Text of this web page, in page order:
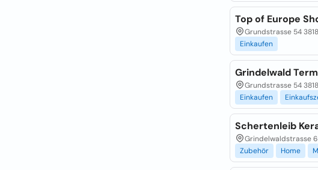
Top of Europe
Grundstrasse 54
Einkaufen
Grindelwald
Grundstrasse 54
Einkaufen
Schertenleib
Grindelwaldstrasse
Zubehör
Home